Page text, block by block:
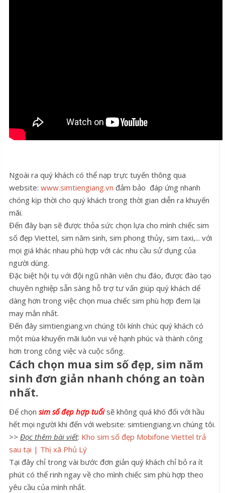
Ngoài ra quý khách có thể nạp trực tuyến thông qua
website: www.simtiengiang.vn đảm bảo đáp ứng nhanh
chóng kịp thời cho quý khách trong thời gian diễn ra khuyến
mãi.
Đến đây bạn sẽ được thỏa sức chọn lựa cho mình chiếc sim
số đẹp Viettel, sim năm sinh, sim phong thủy, sim taxi,... với
mọi giá khác nhau phù hợp với các nhu cầu sử dụng của
người dùng.
Đặc biệt hội tụ với đội ngũ nhân viên chu đáo, được đào tạo
chuyên nghiệp sẵn sàng hỗ trợ tư vấn giúp quý khách dể
dàng hơn trong việc chọn mua chiếc sim phù hợp đem lại
may mắn nhất.
Đến đây simtiengiang.vn chúng tôi kính chúc quý khách có
một mùa khuyến mãi luôn vui vẻ hạnh phúc và thành công
hơn trong công việc và cuộc sống.
Cách chọn mua sim số đẹp, sim năm
sinh đơn giản nhanh chóng an toàn
nhất.
Để chọn sim số đẹp hợp tuổisẽ không quá khó đối với hầu
hết mọi người khi đến với website: simtiengiang.vn chúng tôi.
>> Đọc thêm bài viết: Kho sim số đẹp Mobifone Viettel trả
sau tại | Thị xã Phủ Lý
Tại đây chỉ trong vài bước đơn giản quý khách chỉ bỏ ra ít
phút có thể rinh ngay về cho mình chiếc sim phù hợp theo
yêu cầu của mình nhất.